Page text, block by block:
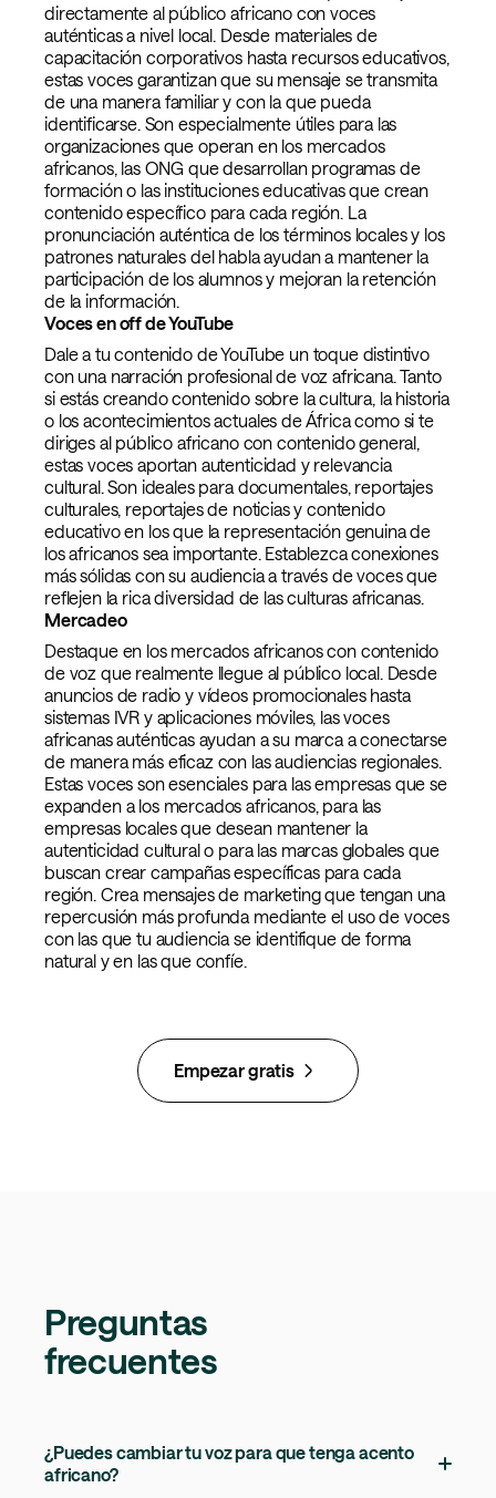
directamente al público africano con voces
auténticas a nivel local. Desde materiales de
capacitación corporativos hasta recursos educativos,
estas voces garantizan que su mensaje se transmita
de una manera familiar y con la que pueda
identificarse. Son especialmente útiles para las
organizaciones que operan en los mercados
africanos, las ONG que desarrollan programas de
formación o las instituciones educativas que crean
contenido específico para cada región. La
pronunciación auténtica de los términos locales y los
patrones naturales del habla ayudan a mantener la
participación de los alumnos y mejoran la retención
de la información.
Voces en off de YouTube
Dale a tu contenido de YouTube un toque distintivo
con una narración profesional de voz africana. Tanto
si estás creando contenido sobre la cultura, la historia
o los acontecimientos actuales de África como si te
diriges al público africano con contenido general,
estas voces aportan autenticidad y relevancia
cultural. Son ideales para documentales, reportajes
culturales, reportajes de noticias y contenido
educativo en los que la representación genuina de
los africanos sea importante. Establezca conexiones
más sólidas con su audiencia a través de voces que
reflejen la rica diversidad de las culturas africanas.
Mercadeo
Destaque en los mercados africanos con contenido
de voz que realmente llegue al público local. Desde
anuncios de radio y vídeos promocionales hasta
sistemas IVR y aplicaciones móviles, las voces
africanas auténticas ayudan a su marca a conectarse
de manera más eficaz con las audiencias regionales.
Estas voces son esenciales para las empresas que se
expanden a los mercados africanos, para las
empresas locales que desean mantener la
autenticidad cultural o para las marcas globales que
buscan crear campañas específicas para cada
región. Crea mensajes de marketing que tengan una
repercusión más profunda mediante el uso de voces
con las que tu audiencia se identifique de forma
natural y en las que confíe.
Empezar gratis
Preguntas
frecuentes
¿Puedes cambiar tu voz para que tenga acento
africano?